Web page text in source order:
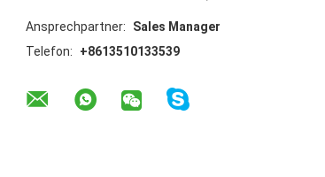
Ansprechpartner:
Sales Manager
Telefon:
+8613510133539